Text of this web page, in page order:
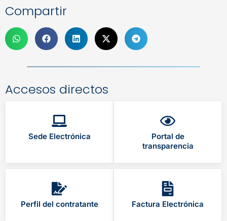
Compartir
Accesos directos
Sede Electrónica
Portal de
transparencia
Perfil del contratante Factura Electrónica